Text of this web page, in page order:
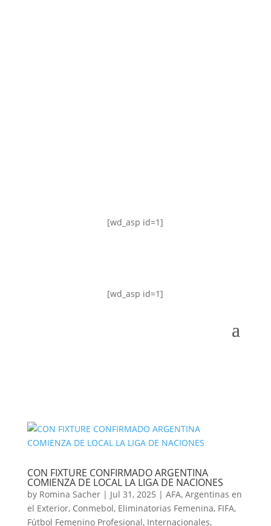
[wd_asp id=1]
[wd_asp id=1]
CON FIXTURE CONFIRMADO ARGENTINA
COMIENZA DE LOCAL LA LIGA DE NACIONES
by Romina Sacher| Jul 31, 2025 | AFA, Argentinas en
el Exterior, Conmebol, Eliminatorias Femenina, FIFA,
Fútbol Femenino Profesional, Internacionales,